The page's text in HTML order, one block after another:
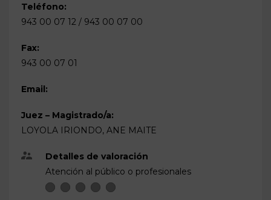
Teléfono:
943 00 07 12 / 943 00 07 00
Fax:
943 00 07 01
Email:
Juez – Magistrado/a:
LOYOLA IRIONDO, ANE MAITE
Detalles de valoración
Atención al público o profesionales